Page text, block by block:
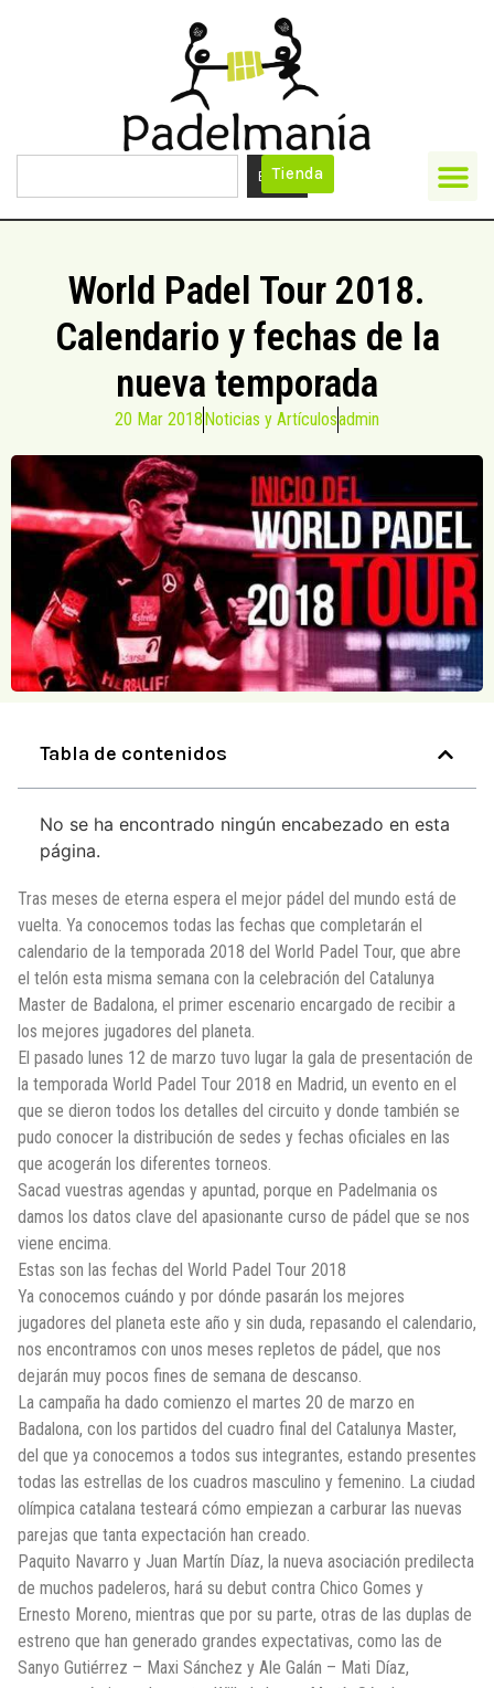
Buscar
Tienda
World Padel Tour 2018.
Calendario y fechas de la
nueva temporada
20 Mar 2018 Noticias y Artículosadmin
Tabla de contenidos
No se ha encontrado ningún encabezado en esta
página.
Tras meses de eterna espera el mejor pádel del mundo está de
vuelta. Ya conocemos todas las fechas que completarán el
calendario de la temporada 2018 del World Padel Tour, que abre
el telón esta misma semana con la celebración del Catalunya
Master de Badalona, el primer escenario encargado de recibir a
los mejores jugadores del planeta.
El pasado lunes 12 de marzo tuvo lugar la gala de presentación de
la temporada World Padel Tour 2018 en Madrid, un evento en el
que se dieron todos los detalles del circuito y donde también se
pudo conocer la distribución de sedes y fechas oficiales en las
que acogerán los diferentes torneos.
Sacad vuestras agendas y apuntad, porque en Padelmania os
damos los datos clave del apasionante curso de pádel que se nos
viene encima.
Estas son las fechas del World Padel Tour 2018
Ya conocemos cuándo y por dónde pasarán los mejores
jugadores del planeta este año y sin duda, repasando el calendario,
nos encontramos con unos meses repletos de pádel, que nos
dejarán muy pocos fines de semana de descanso.
La campaña ha dado comienzo el martes 20 de marzo en
Badalona, con los partidos del cuadro final del Catalunya Master,
del que ya conocemos a todos sus integrantes, estando presentes
todas las estrellas de los cuadros masculino y femenino. La ciudad
olímpica catalana testeará cómo empiezan a carburar las nuevas
parejas que tanta expectación han creado.
Paquito Navarro y Juan Martín Díaz, la nueva asociación predilecta
de muchos padeleros, hará su debut contra Chico Gomes y
Ernesto Moreno, mientras que por su parte, otras de las duplas de
estreno que han generado grandes expectativas, como las de
Sanyo Gutiérrez – Maxi Sánchez y Ale Galán – Mati Díaz,